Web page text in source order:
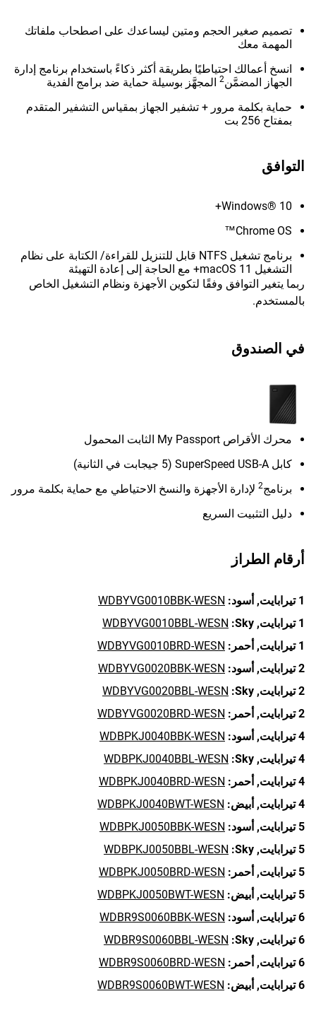
تصميم صغير الحجم ومتين ليساعدك على اصطحاب ملفاتك
المهمة معك
انسخ أعمالك احتياطيًا بطريقة أكثر ذكاءً باستخدام برنامج إدارة
الجهاز المضمَّن2 المجهَّز بوسيلة حماية ضد برامج الفدية
حماية بكلمة مرور + تشفير الجهاز بمقياس التشفير المتقدم
بمفتاح 256 بت
التوافق
Windows® 10+
Chrome OS™
برنامج تشغيل NTFS قابل للتنزيل للقراءة/ الكتابة على نظام
التشغيل macOS 11+ مع الحاجة إلى إعادة التهيئة
ربما يتغير التوافق وفقًا لتكوين الأجهزة ونظام التشغيل الخاص
بالمستخدم.
في الصندوق
محرك الأقراص My Passport الثابت المحمول
كابل SuperSpeed USB-A (5 جيجابت في الثانية)
برنامج2 لإدارة الأجهزة والنسخ الاحتياطي مع حماية بكلمة مرور
دليل التثبيت السريع
أرقام الطراز
1 تيرابايت, أسود: WDBYVG0010BBK-WESN
1 تيرابايت,
Sky:
WDBYVG0010BBL-WESN
1 تيرابايت,
أحمر: WDBYVG0010BRD-WESN
2 تيرابايت,
أسود: WDBYVG0020BBK-WESN
2 تيرابايت,
Sky:
WDBYVG0020BBL-WESN
2 تيرابايت,
أحمر: WDBYVG0020BRD-WESN
4 تيرابايت,
أسود: WDBPKJ0040BBK-WESN
4 تيرابايت,
Sky:
WDBPKJ0040BBL-WESN
4 تيرابايت,
أحمر: WDBPKJ0040BRD-WESN
4 تيرابايت,
أبيض: WDBPKJ0040BWT-WESN
5 تيرابايت,
أسود: WDBPKJ0050BBK-WESN
5 تيرابايت,
Sky:
WDBPKJ0050BBL-WESN
5 تيرابايت,
أحمر: WDBPKJ0050BRD-WESN
5 تيرابايت,
أبيض: WDBPKJ0050BWT-WESN
6 تيرابايت,
أسود: WDBR9S0060BBK-WESN
6 تيرابايت,
Sky:
WDBR9S0060BBL-WESN
6 تيرابايت,
أحمر: WDBR9S0060BRD-WESN
6 تيرابايت,
أبيض: WDBR9S0060BWT-WESN